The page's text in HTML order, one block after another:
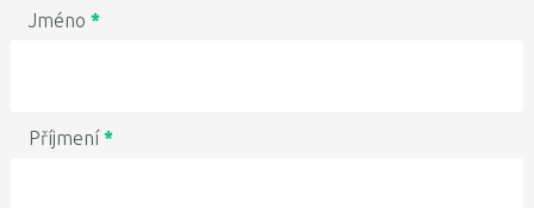
Jméno *
Příjmení*